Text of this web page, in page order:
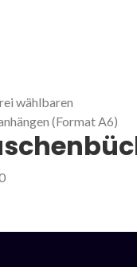
wählbaren
(Format A6)